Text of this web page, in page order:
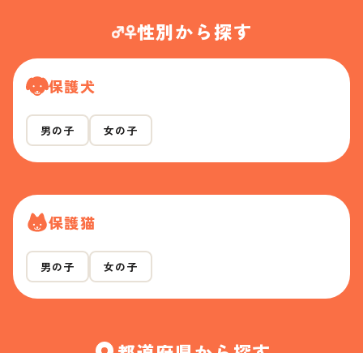
性別から探す
保護犬
男の子 女の子
保護猫
男の子 女の子